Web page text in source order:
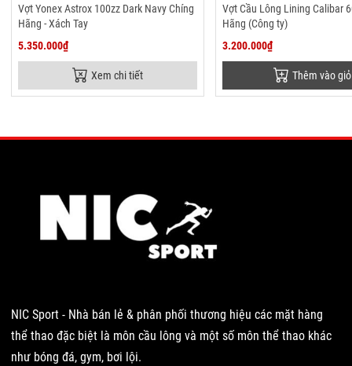
Vợt Yonex Astrox 100zz Dark Navy Chíng
Hãng - Xách Tay
5.350.000₫
Xem chi tiết
Vợt Cầu Lông Lining Calibar
Hãng (Công ty)
3.200.000₫
Thêm vào giỏ
NIC Sport - Nhà bán lẻ & phân phối thương hiệu các mặt hàng
thể thao đặc biệt là môn cầu lông và một số môn thể thao khác
như bóng đá, gym, bơi lội.